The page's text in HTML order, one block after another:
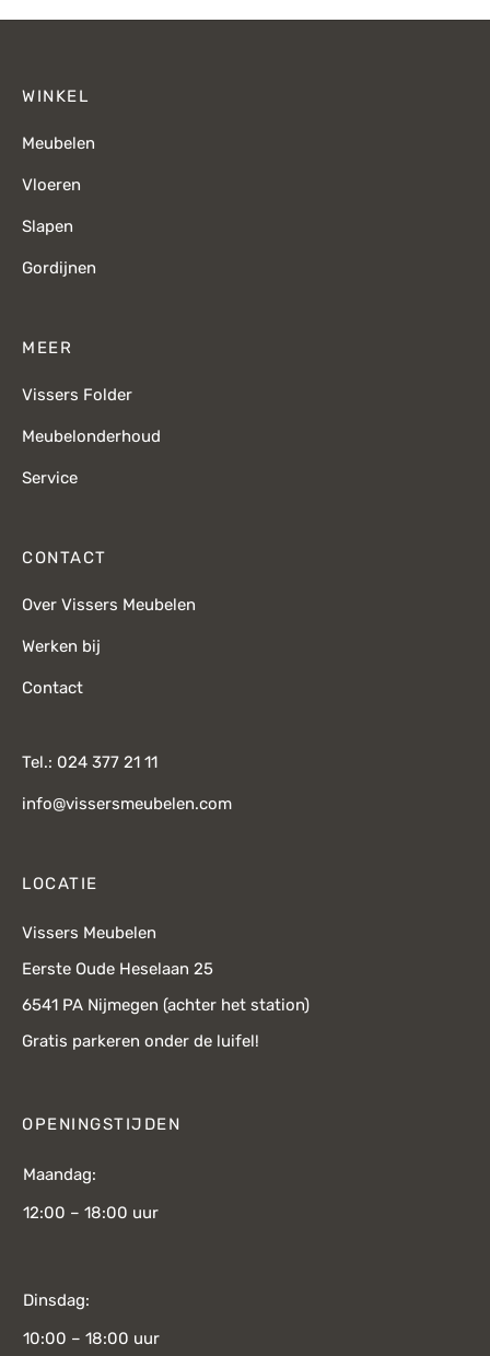
WINKEL
Meubelen
Vloeren
Slapen
Gordijnen
MEER
Vissers Folder
Meubelonderhoud
Service
CONTACT
Over Vissers Meubelen
Werken bij
Contact
Tel.: 024 377 21 11
info@vissersmeubelen.com
LOCATIE
Vissers Meubelen
Eerste Oude Heselaan 25
6541 PA Nijmegen (achter het station)
Gratis parkeren onder de luifel!
OPENINGSTIJDEN
Maandag:
12:00 – 18:00 uur
Dinsdag:
10:00 – 18:00 uur